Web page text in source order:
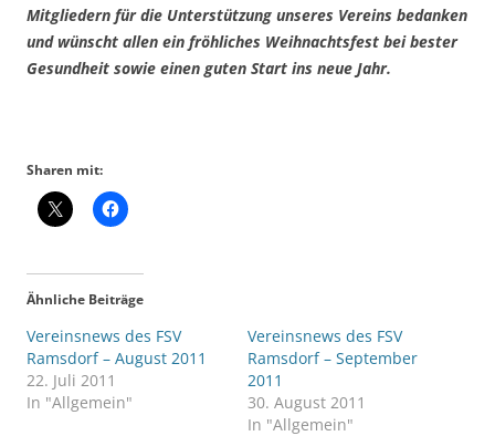
Mitgliedern für die Unterstützung unseres Vereins bedanken
und wünscht allen ein fröhliches Weihnachtsfest bei bester
Gesundheit sowie einen guten Start ins neue Jahr.
Sharen mit:
Ähnliche Beiträge
Vereinsnews des FSV
Ramsdorf – August 2011
22. Juli 2011
In "Allgemein"
Vereinsnews des FSV
Ramsdorf – September
2011
30. August 2011
In "Allgemein"